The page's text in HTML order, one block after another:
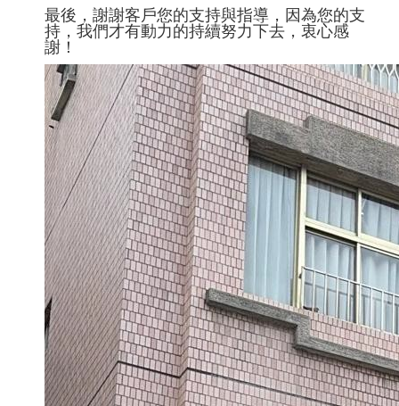
最後，謝謝客戶您的支持與指導，因為您的支
持，我們才有動力的持續努力下去，衷心感
謝！